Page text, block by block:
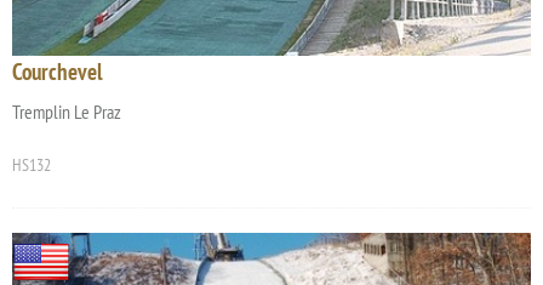
Courchevel
Tremplin Le Praz
HS132